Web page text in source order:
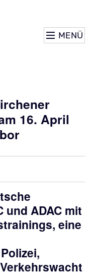
MENÜ
16. April
und ADAC mit
eine